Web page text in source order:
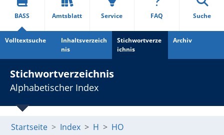
BASS Amtsblatt Service FAQ Suche
Volltextsuche
Inhaltsverzeich
nis
Stichwortverze
ichnis
Archiv
Stichwortverzeichnis
Alphabetischer Index
Startseite Index H
HO